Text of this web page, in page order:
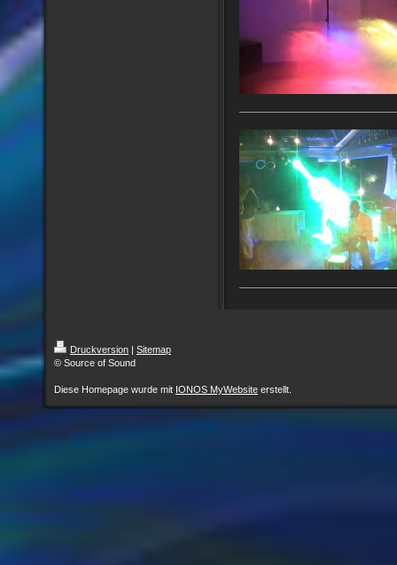
Druckversion | Sitemap
© Source of Sound
Diese Homepage wurde mit IONOS MyWebsite erstellt.